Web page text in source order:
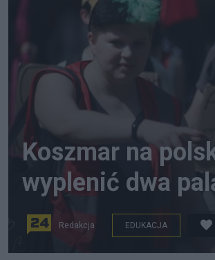
Koszmar na
wyplenić dwa
Redakcja EDUKACJA